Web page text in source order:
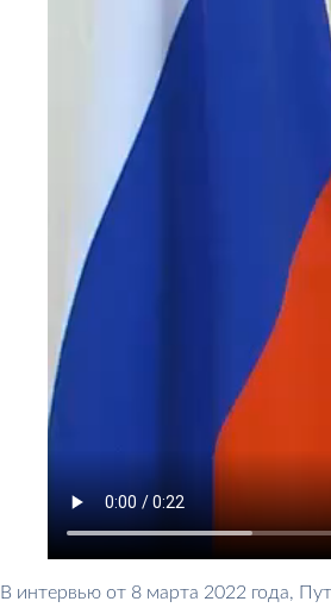
В интервью от 8 марта 2022 года,